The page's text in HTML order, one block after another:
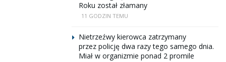
Roku został złamany
11 GODZIN TEMU
Nietrzeźwy kierowca zatrzymany
przez policję dwa razy tego samego dnia.
Miał w organizmie ponad 2 promile